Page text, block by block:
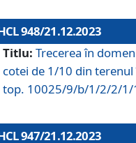
948/21.12.2023
Titlu: Trecerea în
cotei de 1/10 din terenul
top. 10025/9/b/1/2/2/1/
947/21.12.2023